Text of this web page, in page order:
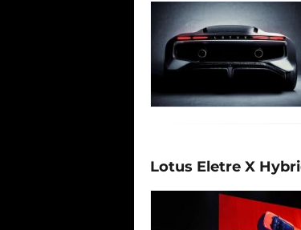
Lotus Eletre X